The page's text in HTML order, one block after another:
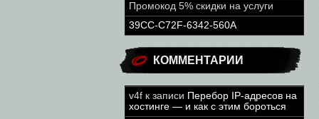
Промокод 5% скидки на услуги
39CC-C72F-6342-560A
КОММЕНТАРИИ
v4f к записи Перебор IP-адресов на
хостинге — и как с этим бороться